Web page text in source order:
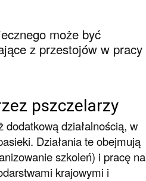
może być
z przestojów w pracy
pszczelarzy
działalnością, w
Działania te obejmują
szkoleń) i pracę na
krajowymi i